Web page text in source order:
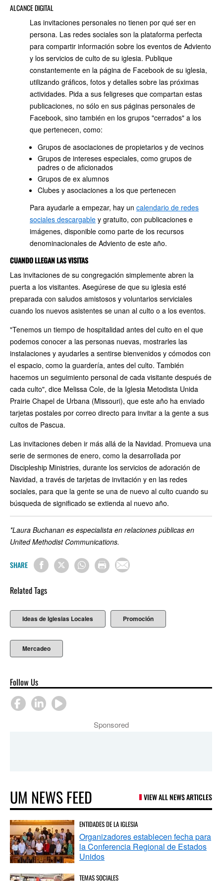
ALCANCE DIGITAL
Las invitaciones personales no tienen por qué ser en
persona. Las redes sociales son la plataforma perfecta
para compartir información sobre los eventos de Adviento
y los servicios de culto de su iglesia. Publique
constantemente en la página de Facebook de su iglesia,
utilizando gráficos, fotos y detalles sobre las próximas
actividades. Pida a sus feligreses que compartan estas
publicaciones, no sólo en sus páginas personales de
Facebook, sino también en los grupos "cerrados" a los
que pertenecen, como:
Grupos de asociaciones de propietarios y de vecinos
Grupos de intereses especiales, como grupos de
padres o de aficionados
Grupos de ex alumnos
Clubes y asociaciones a los que pertenecen
Para ayudarle a empezar, hay un calendario de redes
sociales descargable y gratuito, con publicaciones e
imágenes, disponible como parte de los recursos
denominacionales de Adviento de este año.
CUANDO LLEGAN LAS VISITAS
Las invitaciones de su congregación simplemente abren la
puerta a los visitantes. Asegúrese de que su iglesia esté
preparada con saludos amistosos y voluntarios serviciales
cuando los nuevos asistentes se unan al culto o a los eventos.
"Tenemos un tiempo de hospitalidad antes del culto en el que
podemos conocer a las personas nuevas, mostrarles las
instalaciones y ayudarles a sentirse bienvenidos y cómodos con
el espacio, como la guardería, antes del culto. También
hacemos un seguimiento personal de cada visitante después de
cada culto", dice Melissa Cole, de la Iglesia Metodista Unida
Prairie Chapel de Urbana (Missouri), que este año ha enviado
tarjetas postales por correo directo para invitar a la gente a sus
cultos de Pascua.
Las invitaciones deben ir más allá de la Navidad. Promueva una
serie de sermones de enero, como la desarrollada por
Discipleship Ministries, durante los servicios de adoración de
Navidad, a través de tarjetas de invitación y en las redes
sociales, para que la gente se una de nuevo al culto cuando su
búsqueda de significado se extienda al nuevo año.
*Laura Buchanan es especialista en relaciones públicas en
United Methodist Communications.
SHARE
Related Tags
Ideas de Iglesias Locales Promoción
Mercadeo
Follow Us
Sponsored
UM NEWS FEED VIEW ALL NEWS ARTICLES
ENTIDADES DE LA IGLESIA
Organizadores establecen fecha para
la Conferencia Regional de Estados
Unidos
TEMAS SOCIALES